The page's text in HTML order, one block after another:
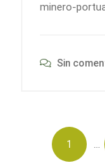
minero-
Sin
1 …